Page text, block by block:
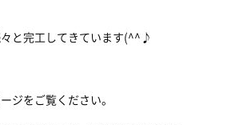
と完工してきています(^^♪
ジをご覧ください。